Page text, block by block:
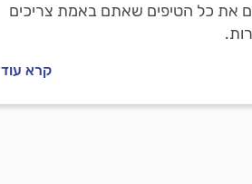
את כל הטיפים שאתם באמת צריכים
קרא עוד